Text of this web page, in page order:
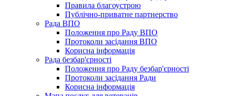
Правила благоустрою
Публічно-приватне партнерство
Рада ВПО
Положення про Раду ВПО
Протоколи засідання ВПО
Корисна інформація
Рада безбар'єрності
Положення про Раду безбар'єрності
Протоколи засідання Ради
Корисна інформація